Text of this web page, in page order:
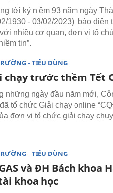
tới kỷ niệm 93 năm ngày
1930 - 03/02/2023), báo
nhiều cơ quan, đơn vị tổ
tin”.
- TIÊU DÙNG
chạy trước thềm Tết
những ngày đầu năm mới,
tổ chức Giải chạy online
đơn vị tổ chức giải chạy
- TIÊU DÙNG
và ĐH Bách khoa
khoa học